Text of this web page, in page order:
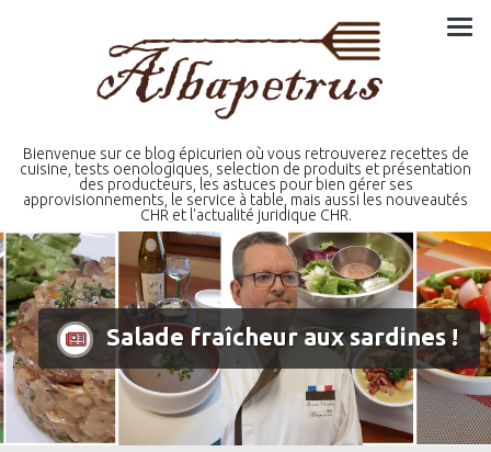
Bienvenue sur ce blog épicurien où vous retrouverez recettes de
cuisine, tests oenologiques, selection de produits et présentation
des producteurs, les astuces pour bien gérer ses
approvisionnements, le service à table, mais aussi les nouveautés
CHR et l'actualité juridique CHR.
Salade fraîcheur aux sardines !